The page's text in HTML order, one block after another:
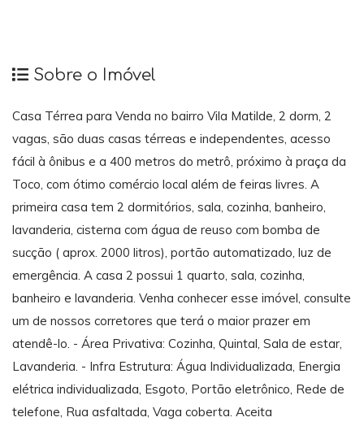
Sobre o Imóvel
Casa Térrea para Venda no bairro Vila Matilde, 2 dorm, 2
vagas, são duas casas térreas e independentes, acesso
fácil à ônibus e a 400 metros do metrô, próximo à praça da
Toco, com ótimo comércio local além de feiras livres. A
primeira casa tem 2 dormitórios, sala, cozinha, banheiro,
lavanderia, cisterna com água de reuso com bomba de
sucção ( aprox. 2000 litros), portão automatizado, luz de
emergência. A casa 2 possui 1 quarto, sala, cozinha,
banheiro e lavanderia. Venha conhecer esse imóvel, consulte
um de nossos corretores que terá o maior prazer em
atendê-lo. - Área Privativa: Cozinha, Quintal, Sala de estar,
Lavanderia. - Infra Estrutura: Água Individualizada, Energia
elétrica individualizada, Esgoto, Portão eletrônico, Rede de
telefone, Rua asfaltada, Vaga coberta. Aceita